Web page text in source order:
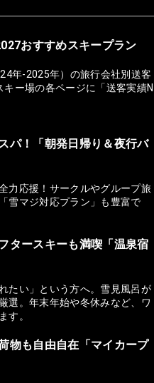
おすすめスキープラン
年-2025年）の旅行会社別送客
ー場の各ページに「送客実績N
パ！「朝発日帰り＆夜行バ
力応援！サークルやグループ旅
雪マジ対応プラン」も豊富で
タースキーも満喫「温泉宿
たい」という方へ。雪見風呂が
選。年末年始や冬休みなど、ワ
す。
物も自由自在「マイカープ